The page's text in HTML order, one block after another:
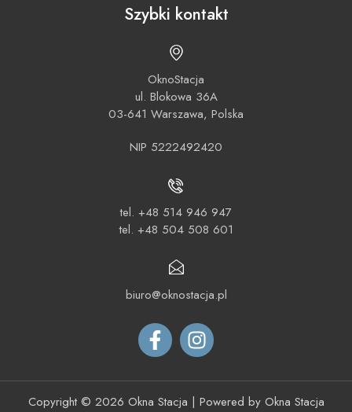
Szybki kontakt
OknoStacja
ul. Blokowa 36A
03-641 Warszawa, Polska
NIP 5222492420
tel. +48 514 946 947
tel. +48 504 508 601
biuro@oknostacja.pl
Copyright © 2026 Okna Stacja | Powered by Okna Stacja